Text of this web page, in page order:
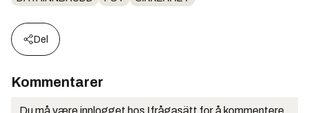
Del
Kommentarer